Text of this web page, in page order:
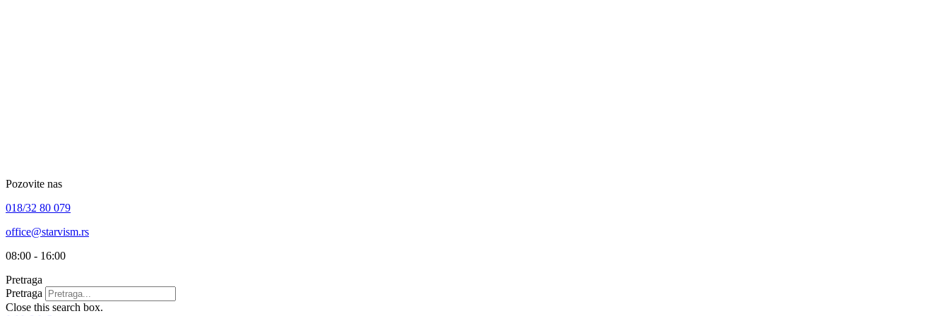
Pozovite nas
018/32 80 079
office@starvism.rs
08:00 - 16:00
Pretraga
Pretraga
Close this search box.